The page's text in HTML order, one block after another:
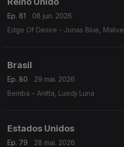
Ep. 81
08 jun. 2026
Edge Of Desire - Jonas Blue, Malive
Brasil
Ep. 80
29 mai. 2026
Bemba – Anitta, Luedji Luna
Estados Unidos
Ep. 79
28 mai. 2026